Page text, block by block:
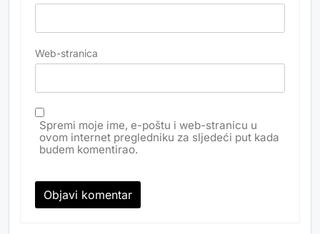
Web-stranica
Spremi moje ime, e-poštu i web-stranicu u
ovom internet pregledniku za sljedeći put kada
budem komentirao.